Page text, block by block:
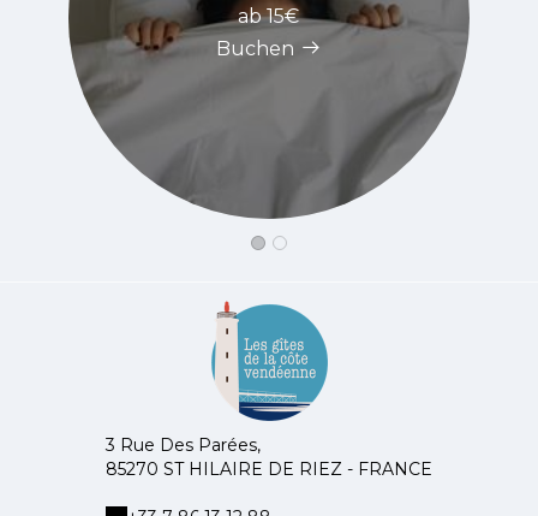
ab 15€
Buchen
3 Rue Des Parées,
85270 ST HILAIRE DE RIEZ - FRANCE